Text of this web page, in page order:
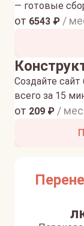
— готовые
от 6543 ₽ /
Создайте
всего за 15
от 209 ₽ /